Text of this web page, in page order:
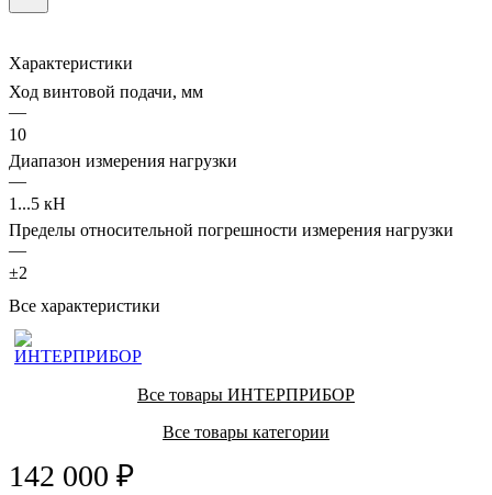
Характеристики
Ход винтовой подачи, мм
—
10
Диапазон измерения нагрузки
—
1...5 кН
Пределы относительной погрешности измерения нагрузки
—
±2
Все характеристики
Все товары ИНТЕРПРИБОР
Все товары категории
142 000 ₽